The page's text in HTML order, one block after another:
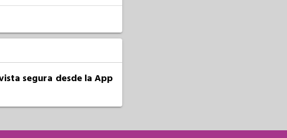
segura desde la App